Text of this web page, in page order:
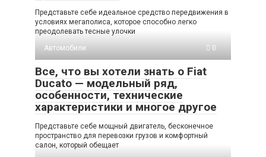
Представьте себе идеальное средство передвижения в
условиях мегаполиса, которое способно легко
преодолевать тесные улочки
Автомобили
0
Все, что вы хотели знать о Fiat
Ducato — модельный ряд,
особенности, технические
характеристики и многое другое
Представьте себе мощный двигатель, бесконечное
пространство для перевозки грузов и комфортный
салон, который обещает